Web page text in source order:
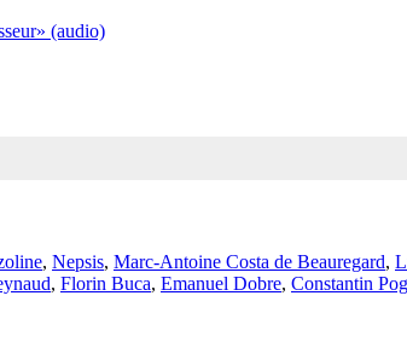
(audio)
, Nepsis, Marc-Antoine Costa de Beauregard,
, Florin Buca, Emanuel Dobre, Constantin